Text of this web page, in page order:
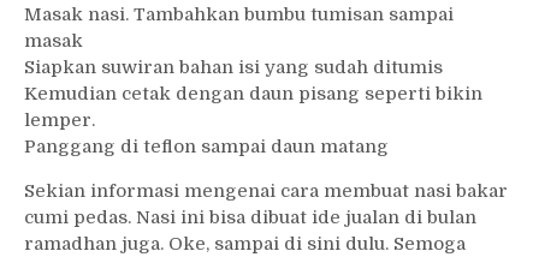
Masak nasi. Tambahkan bumbu tumisan sampai
masak
Siapkan suwiran bahan isi yang sudah ditumis
Kemudian cetak dengan daun pisang seperti bikin
lemper.
Panggang di teflon sampai daun matang
Sekian informasi mengenai cara membuat nasi bakar
cumi pedas. Nasi ini bisa dibuat ide jualan di bulan
ramadhan juga. Oke, sampai di sini dulu. Semoga